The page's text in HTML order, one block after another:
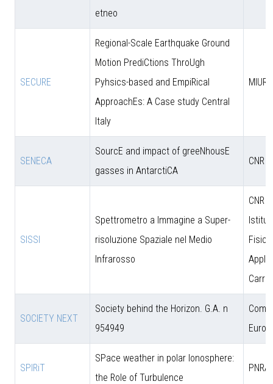
etneo
SECURE
Regional-Scale Earthquake Ground
Motion PrediCtions ThroUgh
Pyhsics-based and EmpiRical
ApproachEs: A Case study Central
Italy
MIUR
SENECA
SourcE and impact of greeNhousE
gasses in AntarctiCA
CNR
SISSI
Spettrometro a Immagine a Super-
risoluzione Spaziale nel Medio
Infrarosso
CNR -
Fisica
SOCIETY NEXT
Society behind the Horizon. G.A. n
954949
SPIRiT
SPace weather in polar Ionosphere:
the Role of Turbulence
PNRA